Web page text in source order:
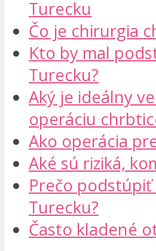
Turecku
Čo je chirurgia
Kto by mal
Turecku?
Aký je ideálny
operáciu
Ako operácia
Aké sú riziká,
Prečo
Turecku?
Často kladené